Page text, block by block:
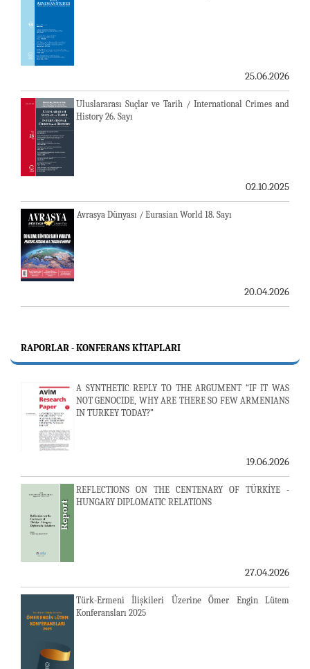
25.06.2026
Uluslararası Suçlar ve Tarih / International Crimes and
History 26. Sayı
02.10.2025
Avrasya Dünyası / Eurasian World 18. Sayı
20.04.2026
RAPORLAR - KONFERANS KITAPLARI
A SYNTHETIC REPLY TO THE ARGUMENT “IF IT WAS
NOT GENOCIDE, WHY ARE THERE SO FEW ARMENIANS
IN TURKEY TODAY?”
19.06.2026
REFLECTIONS ON THE CENTENARY OF TÜRKİYE -
HUNGARY DIPLOMATIC RELATIONS
27.04.2026
Türk-Ermeni İlişkileri Üzerine Ömer Engin Lütem
Konferansları 2025